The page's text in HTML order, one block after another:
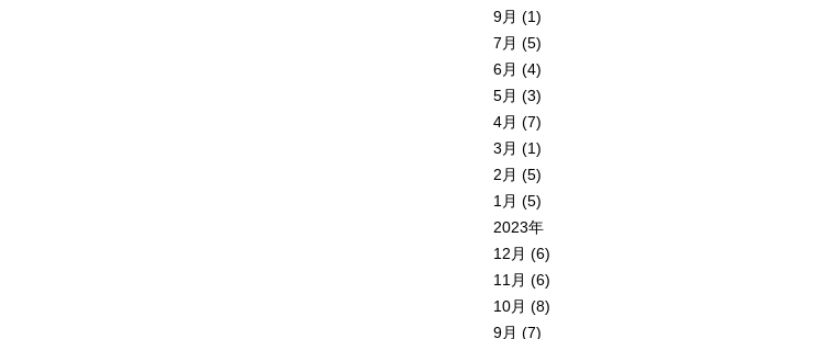
9月 (1)
7月 (5)
6月 (4)
5月 (3)
4月 (7)
3月 (1)
2月 (5)
1月 (5)
2023年
12月 (6)
11月 (6)
10月 (8)
9月 (7)